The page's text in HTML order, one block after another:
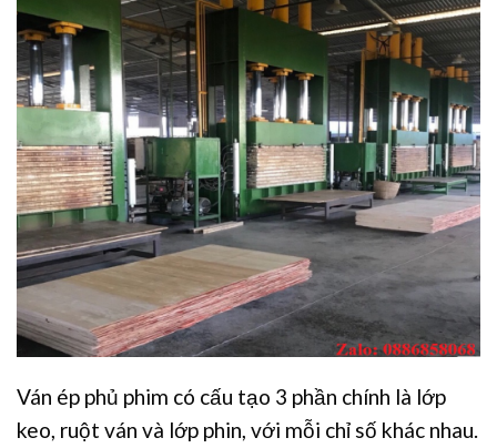
Ván ép phủ phim có cấu tạo 3 phần chính là lớp
keo, ruột ván và lớp phin, với mỗi chỉ số khác nhau.